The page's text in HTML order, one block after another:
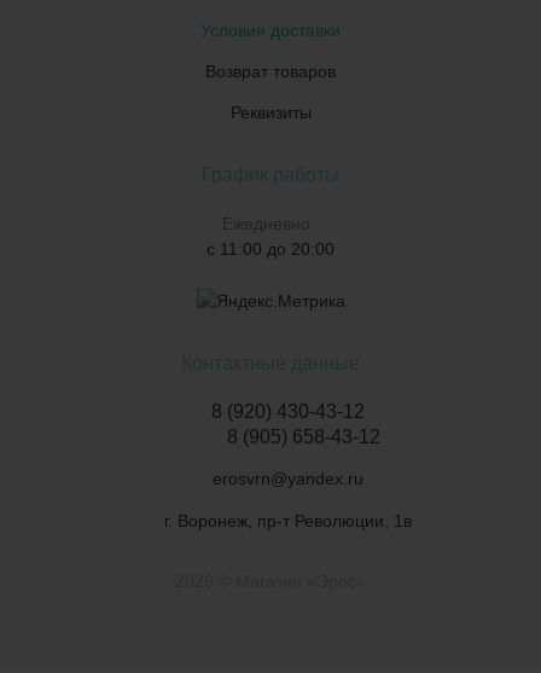
Условия доставки
Возврат товаров
Реквизиты
График работы
Ежедневно
с 11:00 до 20:00
Контактные данные
8 (920) 430-43-12
8 (905) 658-43-12
erosvrn@yandex.ru
г. Воронеж, пр-т Революции, 1в